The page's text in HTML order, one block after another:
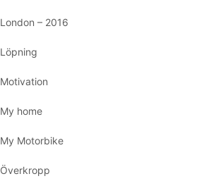
London – 2016
Löpning
Motivation
My home
My Motorbike
Överkropp